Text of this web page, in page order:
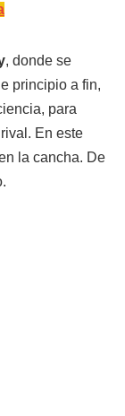
, donde se
principio a fin,
para
En este
la cancha. De